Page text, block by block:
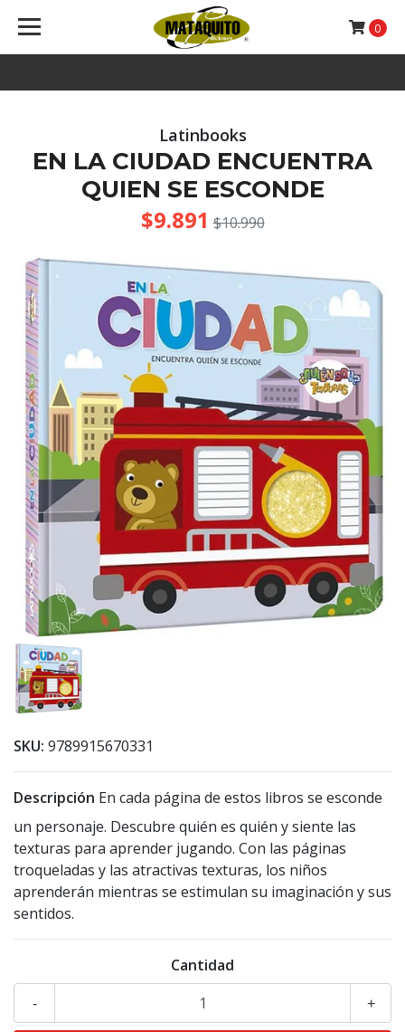
0
Latinbooks
EN LA CIUDAD ENCUENTRA
QUIEN SE ESCONDE
$9.891 $10.990
SKU: 9789915670331
Descripción En cada página de estos libros se esconde
un personaje. Descubre quién es quién y siente las
texturas para aprender jugando. Con las páginas
troqueladas y las atractivas texturas, los niños
aprenderán mientras se estimulan su imaginación y sus
sentidos.
Cantidad
+
-